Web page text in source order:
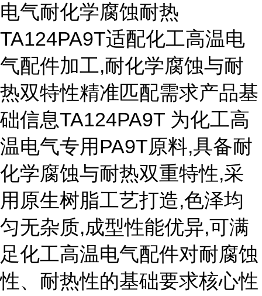
电气耐化学腐蚀耐热
TA124PA9T适配化工高温电
气配件加工,耐化学腐蚀与耐
热双特性精准匹配需求产品基
础信息TA124PA9T 为化工高
温电气专用PA9T原料,具备耐
化学腐蚀与耐热双重特性,采
用原生树脂工艺打造,色泽均
匀无杂质,成型性能优异,可满
足化工高温电气配件对耐腐蚀
性、耐热性的基础要求核心性